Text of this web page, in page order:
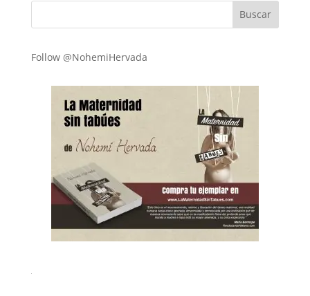
Follow @NohemiHervada